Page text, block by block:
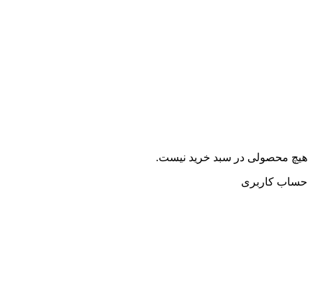
هیچ محصولی در سبد خرید نیست.
حساب کاربری